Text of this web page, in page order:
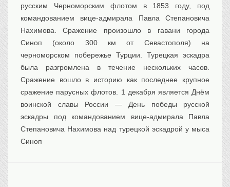
Выставочные экспонаты XVI-XIXв.
Разное
русским Черноморским флотом в 1853 году, под
командованием вице-адмирала Павла Степановича
Нахимова. Сражение произошло в гавани города
Синоп (около 300 км от Севастополя) на
черноморском побережье Турции. Турецкая эскадра
была разгромлена в течение нескольких часов.
Сражение вошло в историю как последнее крупное
сражение парусных флотов. 1 декабря является Днём
воинской славы России — День победы русской
эскадры под командованием вице-адмирала Павла
Степановича Нахимова над турецкой эскадрой у мыса
Синоп